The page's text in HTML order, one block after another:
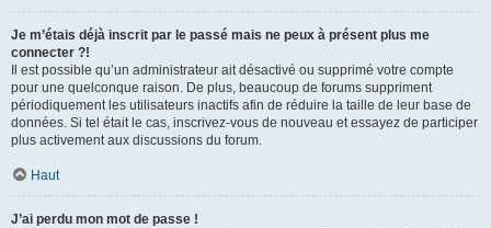
Je m’étais déjà inscrit par le passé mais ne peux à présent plus me
connecter ?!
Il est possible qu’un administrateur ait désactivé ou supprimé votre compte
pour une quelconque raison. De plus, beaucoup de forums suppriment
périodiquement les utilisateurs inactifs afin de réduire la taille de leur base de
données. Si tel était le cas, inscrivez-vous de nouveau et essayez de participer
plus activement aux discussions du forum.
Haut
J’ai perdu mon mot de passe !